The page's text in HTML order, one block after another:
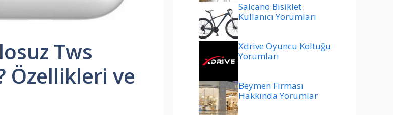
Tws
Özellikleri ve
Salcano Bisiklet
Kullanıcı Yorumları
Xdrive Oyuncu Koltuğu
Yorumları
Beymen Firması
Hakkında Yorumlar